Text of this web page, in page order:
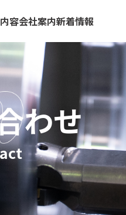
容会社案内新着情報
わせ